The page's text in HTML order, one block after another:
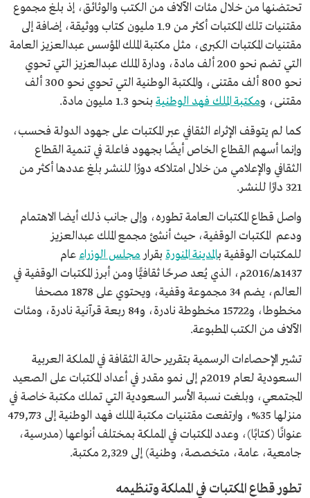
تحتضنها من خلال مئات الآلاف من الكتب والوثائق، إذ بلغ مجموع
مقتنيات تلك المكتبات أكثر من 1.9 مليون كتاب ووثيقة، إضافة إلى
مقتنيات المكتبات الكبرى، مثل مكتبة الملك المؤسس عبدالعزيز العامة
التي تضم نحو 200 ألف مادة، ودارة الملك عبدالعزيز التي تحوي
نحو 800 ألف مقتنى، والمكتبة الوطنية التي تحوي نحو 300 ألف
مقتنى، ومكتبة الملك فهد الوطنية بنحو 1.3 مليون مادة.
كما لم يتوقف الإثراء الثقافي عبر المكتبات على جهود الدولة فحسب،
وإنما أسهم القطاع الخاص أيضًا بجهود فاعلة في تنمية القطاع
الثقافي والإعلامي من خلال امتلاكه دورًا للنشر بلغ عددها أكثر من
321 دارًا للنشر.
واصل قطاع المكتبات العامة تطوره، وإلى جانب ذلك أيضا الاهتمام
ودعم المكتبات الوقفية، حيث أنشئ مجمع الملك عبدالعزيز
للمكتبات الوقفية بالمدينة المنورة بقرار مجلس الوزراءعام
1437هـ/2016م، الذي يُعد صرحًا ثقافيًّا ومن أبرز المكتبات الوقفية في
العالم، يضم 34 مجموعة وقفية، ويحتوي على 1878 مصحفا
مخطوطا، و15722 مخطوطة نادرة، و84 ربعة قرآنية نادرة، ومئات
الآلاف من الكتب المطبوعة.
تشير الإحصاءات الرسمية بتقرير حالة الثقافة في المملكة العربية
السعودية لعام 2019م إلى نمو مقدر في أعداد المكتبات على الصعيد
المجتمعي، وبلغت نسبة الأسر السعودية التي تملك مكتبة خاصة في
منزلها 35%، وارتفعت مقتنيات مكتبة الملك فهد الوطنية إلى 479,773
عنوانًا (كتابًا)، وعدد المكتبات في المملكة بمختلف أنواعها (مدرسية،
جامعية، عامة، متخصصة، وطنية) إلى 2,329 مكتبة.
تطور قطاع المكتبات في المملكة وتنظيمه